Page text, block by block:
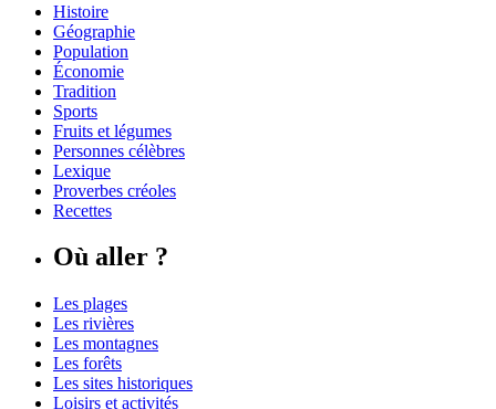
Histoire
Géographie
Population
Économie
Tradition
Sports
Fruits et légumes
Personnes célèbres
Lexique
Proverbes créoles
Recettes
Où aller ?
Les plages
Les rivières
Les montagnes
Les forêts
Les sites historiques
Loisirs et activités